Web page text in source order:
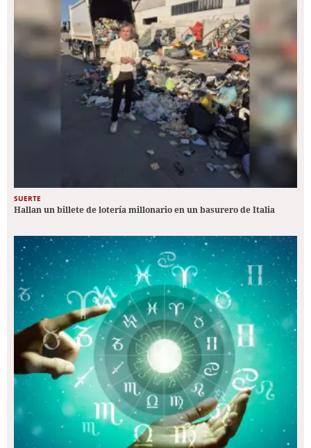
SUERTE
Hallan un billete de lotería millonario en un basurero de Italia